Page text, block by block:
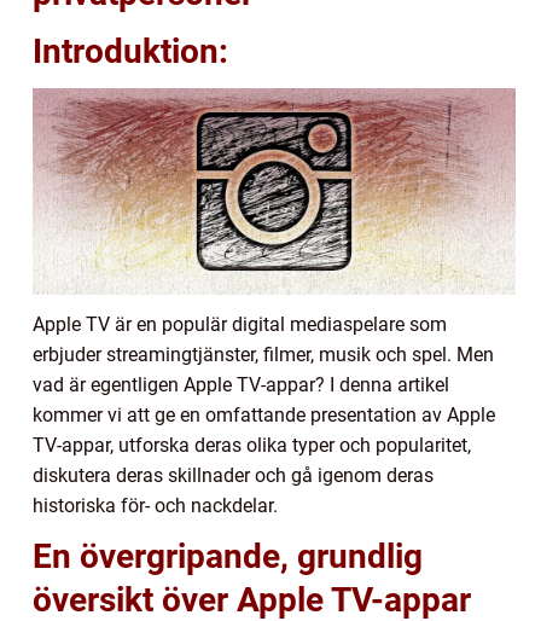
Introduktion:
Apple TV är en populär digital mediaspelare som
erbjuder streamingtjänster, filmer, musik och spel. Men
vad är egentligen Apple TV-appar? I denna artikel
kommer vi att ge en omfattande presentation av Apple
TV-appar, utforska deras olika typer och popularitet,
diskutera deras skillnader och gå igenom deras
historiska för- och nackdelar.
En övergripande, grundlig
översikt över Apple TV-appar